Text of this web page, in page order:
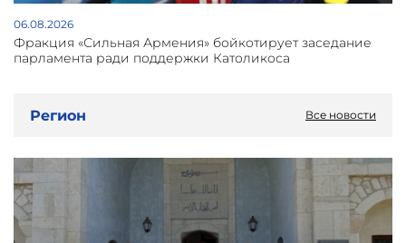
06.08.2026
Фракция «Сильная Армения» бойкотирует заседание
парламента ради поддержки Католикоса
Регион Все новости